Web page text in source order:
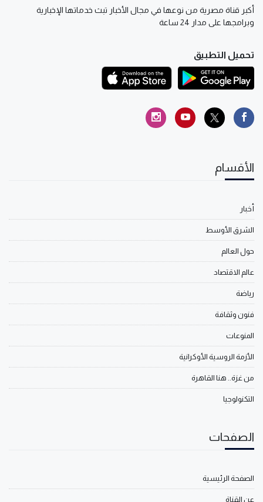
أكبر قناة مصرية من نوعها في مجال الأخبار تبث خدماتها الإخبارية
وبرامجها على مدار 24 ساعة
تحميل التطبيق
الأقسام
أخبار
الشرق الأوسط
حول العالم
عالم الاقتصاد
رياضة
فنون وثقافة
المنوعات
الأزمة الروسية الأوكرانية
من غزة.. هنا القاهرة
التكنولوجيا
الصفحات
الصفحة الرئيسية
عن القناة